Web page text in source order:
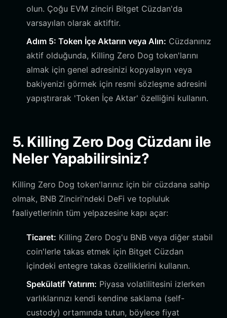
olun. Çoğu EVM zinciri Bitget Cüzdan'da
varsayılan olarak aktiftir.
Adım 5: Token İçe Aktarın veya Alın: Cüzdanınız
aktif olduğunda, Killing Zero Dog token'larını
almak için genel adresinizi kopyalayın veya
bakiyenizi görmek için resmi sözleşme adresini
yapıştırarak 'Token İçe Aktar' özelliğini kullanın.
5. Killing Zero Dog Cüzdanı ile
Neler Yapabilirsiniz?
Killing Zero Dog token'larınız için bir cüzdana sahip
olmak, BNB Zinciri'ndeki DeFi ve topluluk
faaliyetlerinin tüm yelpazesine kapı açar:
Ticaret: Killing Zero Dog'u BNB veya diğer stabil
coin'lerle takas etmek için Bitget Cüzdan
içindeki entegre takas özelliklerini kullanın.
Spekülatif Yatırım: Piyasa volatilitesini izlerken
varlıklarınızı kendi kendine saklama (self-
custody) ortamında tutun, böylece fiyat